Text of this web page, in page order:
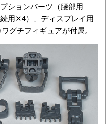
ションパーツ（腰部用
用✕4）、ディスプレイ用
グチフィギュアが付属。